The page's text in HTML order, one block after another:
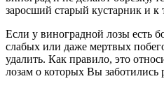
заросший старый кустарник и к
Если у виноградной лозы есть
слабых или даже мертвых
удалить. Как правило, это
лозам о которых Вы заботились